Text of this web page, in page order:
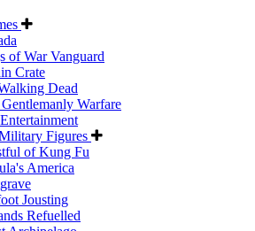
of War Vanguard
Crate
Dead
Warfare
Figures
of Kung Fu
America
Jousting
Refuelled